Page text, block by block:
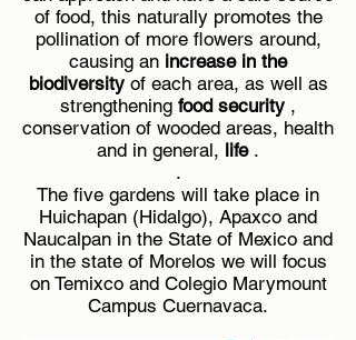
of food, this naturally promotes the
pollination of more flowers around,
causing an increase in the
biodiversityof each area, as well as
strengthening food security ,
conservation of wooded areas, health
and in general, life.
.
The five gardens will take place in
Huichapan (Hidalgo), Apaxco and
Naucalpan in the State of Mexico and
in the state of Morelos we will focus
on Temixco and Colegio Marymount
Campus Cuernavaca.